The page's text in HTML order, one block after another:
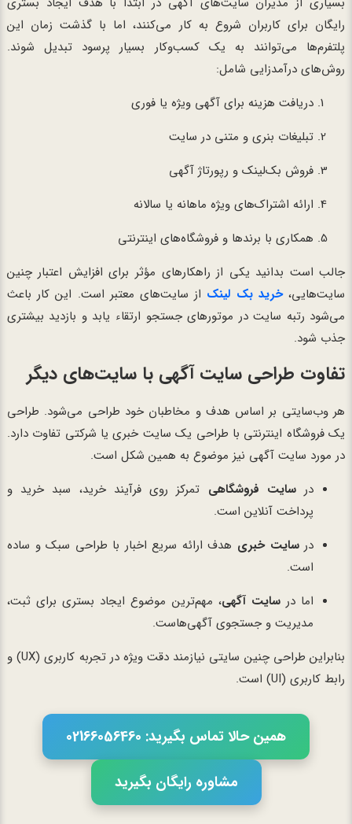
رایگان برای کاربران شروع به کار می‌کنند، اما با گذشت زمان این
پلتفرم‌ها می‌توانند به یک کسب‌وکار بسیار پرسود تبدیل شوند.
روش‌های درآمدزایی شامل:
دریافت هزینه برای آگهی ویژه یا فوری
تبلیغات بنری و متنی در سایت
فروش بک‌لینک و رپورتاژ آگهی
ارائه اشتراک‌های ویژه ماهانه یا سالانه
همکاری با برندها و فروشگاه‌های اینترنتی
جالب است بدانید یکی از راهکارهای مؤثر برای افزایش اعتبار چنین
سایت‌هایی،خرید بک لینک از سایت‌های معتبر است. این کار باعث
می‌شود رتبه سایت در موتورهای جستجو ارتقاء یابد و بازدید بیشتری
جذب شود.
تفاوت طراحی سایت آگهی با سایت‌های دیگر
هر وب‌سایتی بر اساس هدف و مخاطبان خود طراحی می‌شود. طراحی
یک فروشگاه اینترنتی با طراحی یک سایت خبری یا شرکتی تفاوت دارد.
در مورد سایت آگهی نیز موضوع به همین شکل است.
درسایت فروشگاهی تمرکز روی فرآیند خرید، سبد خرید و
پرداخت آنلاین است.
درسایت خبری هدف ارائه سریع اخبار با طراحی سبک و ساده
است.
اما درسایت آگهی، مهم‌ترین موضوع ایجاد بستری برای ثبت،
مدیریت و جستجوی آگهی‌هاست.
بنابراین طراحی چنین سایتی نیازمند دقت ویژه در تجربه کاربری (UX) و
رابط کاربری (UI) است.
همین حالا تماس بگیرید: 02166056460
مشاوره رایگان بگیرید